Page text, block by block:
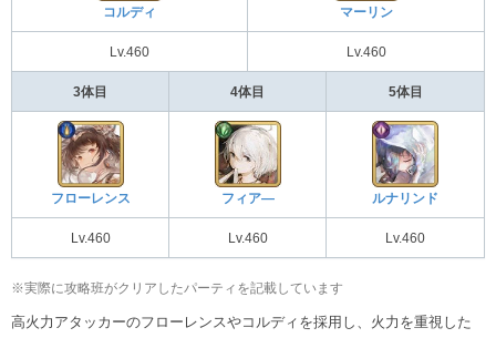
コルディ マーリン
Lv.460 Lv.460
3体目 4体目 5体目
フローレンス フィア― ルナリンド
Lv.460 Lv.460 Lv.460
※実際に攻略班がクリアしたパーティを記載しています
高火力アタッカーのフローレンスやコルディを採用し、火力を重視した